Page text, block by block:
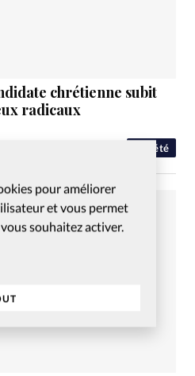
pour améliorer
et vous permet
souhaitez activer.
Société
chrétienne subit
radicaux